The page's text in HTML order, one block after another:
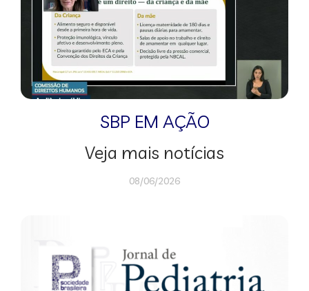
SBP EM AÇÃO
Veja mais notícias
08/06/2026